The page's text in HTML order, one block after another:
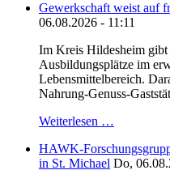
Gewerkschaft weist auf
06.08.2026 - 11:11
Im Kreis Hildesheim gibt
Ausbildungsplätze im
Lebensmittelbereich.
Nahrung-Genuss-
Weiterlesen …
HAWK-
in St. Michael Do,